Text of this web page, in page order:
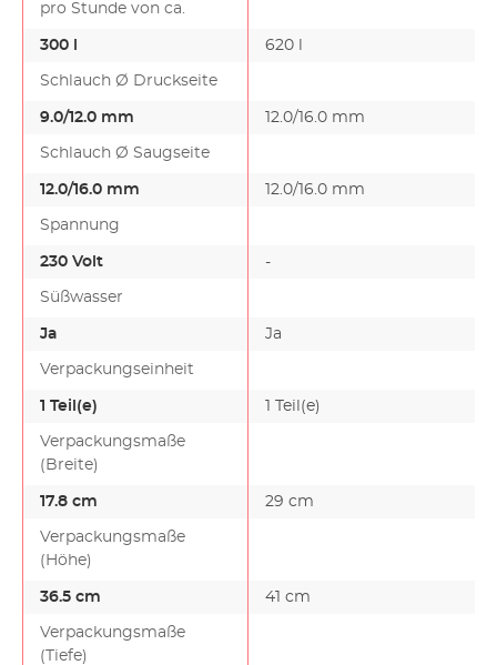
pro Stunde von ca.
300 l 620 l
Schlauch Ø Druckseite
9.0/12.0 mm 12.0/16.0 mm
Schlauch Ø Saugseite
12.0/16.0 mm 12.0/16.0 mm
Spannung
230 Volt -
Süßwasser
Ja Ja
Verpackungseinheit
1 Teil(e) 1 Teil(e)
Verpackungsmaße
(Breite)
17.8 cm 29 cm
Verpackungsmaße
(Höhe)
36.5 cm 41 cm
Verpackungsmaße
(Tiefe)